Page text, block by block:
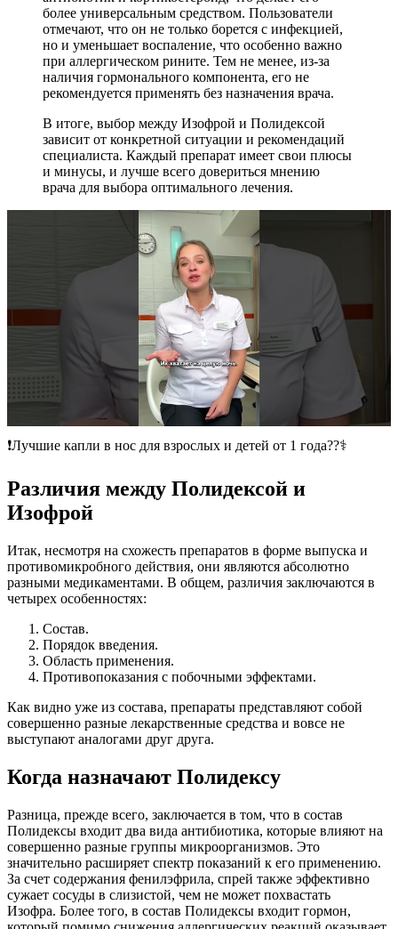
более универсальным средством. Пользователи
отмечают, что он не только борется с инфекцией,
но и уменьшает воспаление, что особенно важно
при аллергическом рините. Тем не менее, из-за
наличия гормонального компонента, его не
рекомендуется применять без назначения врача.
В итоге, выбор между Изофрой и Полидексой
зависит от конкретной ситуации и рекомендаций
специалиста. Каждый препарат имеет свои плюсы
и минусы, и лучше всего довериться мнению
врача для выбора оптимального лечения.
❗️Лучшие капли в нос для взрослых и детей от 1 года??‍⚕️
Различия между Полидексой и
Изофрой
Итак, несмотря на схожесть препаратов в форме выпуска и
противомикробного действия, они являются абсолютно
разными медикаментами. В общем, различия заключаются в
четырех особенностях:
Состав.
Порядок введения.
Область применения.
Противопоказания с побочными эффектами.
Как видно уже из состава, препараты представляют собой
совершенно разные лекарственные средства и вовсе не
выступают аналогами друг друга.
Когда назначают Полидексу
Разница, прежде всего, заключается в том, что в состав
Полидексы входит два вида антибиотика, которые влияют на
совершенно разные группы микроорганизмов. Это
значительно расширяет спектр показаний к его применению.
За счет содержания фенилэфрила, спрей также эффективно
сужает сосуды в слизистой, чем не может похвастать
Изофра. Более того, в состав Полидексы входит гормон,